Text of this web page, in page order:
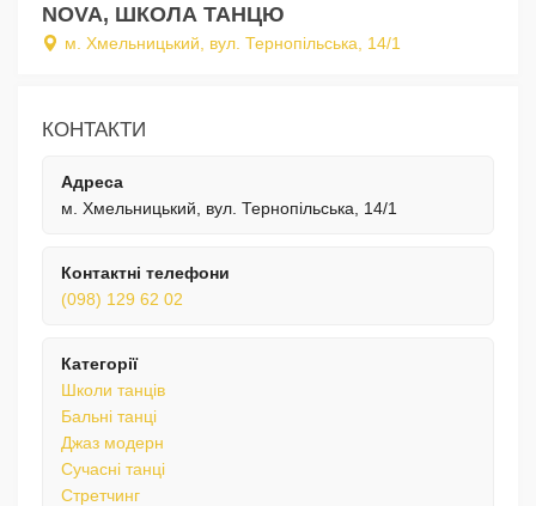
NOVA, ШКОЛА ТАНЦЮ
м. Хмельницький, вул. Тернопільська, 14/1
КОНТАКТИ
Адреса
м. Хмельницький, вул. Тернопільська, 14/1
Контактні телефони
(098) 129 62 02
Категорії
Школи танців
Бальні танці
Джаз модерн
Сучасні танці
Стретчинг